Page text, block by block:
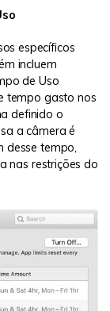
específicos
incluem
de Uso
tempo gasto nos
definido o
a câmera é
desse tempo,
nas restrições do